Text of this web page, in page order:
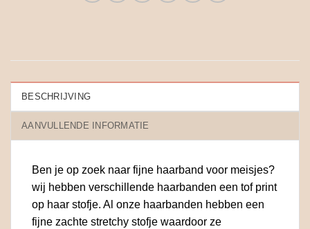
BESCHRIJVING
AANVULLENDE INFORMATIE
Ben je op zoek naar fijne haarband voor meisjes?
wij hebben verschillende haarbanden een tof print
op haar stofje. Al onze haarbanden hebben een
fijne zachte stretchy stofje waardoor ze